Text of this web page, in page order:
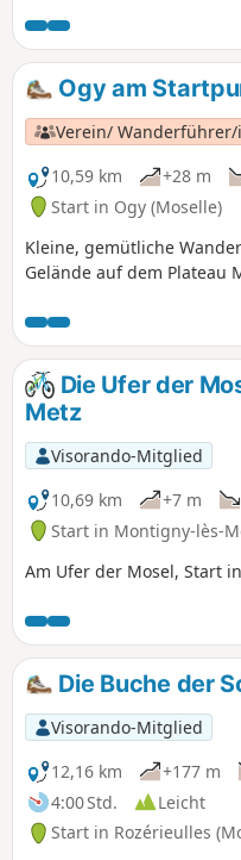
wiederzuentdecken.
Umgebung des Fort
historischen Stätte,
gelangen Sie in das Dorf
berühmten Obstgärten, wo
Jahreszeit und Lust selbst
können. Dieses Dorf
der Rangliste der
als 2000 Einwohnern, in
leben lässt,
kehren Sie in Richtung
entlang der Seen Ariane
durchqueren, zwei
großer Artenvielfalt.
Ogy am
Verein/
10,59 km
+28 m
Start in Ogy (Moselle)
Kleine, gemütliche
Gelände auf dem Plateau
Die Ufer der
Metz
Visorando-Mitglied
10,69 km
+7 m
Start in Montigny-lès-
Am Ufer der Mosel, Start
Die Buche der
Visorando-Mitglied
12,16 km
+177 m
4:00 Std.
Leicht
Start in Rozérieulles